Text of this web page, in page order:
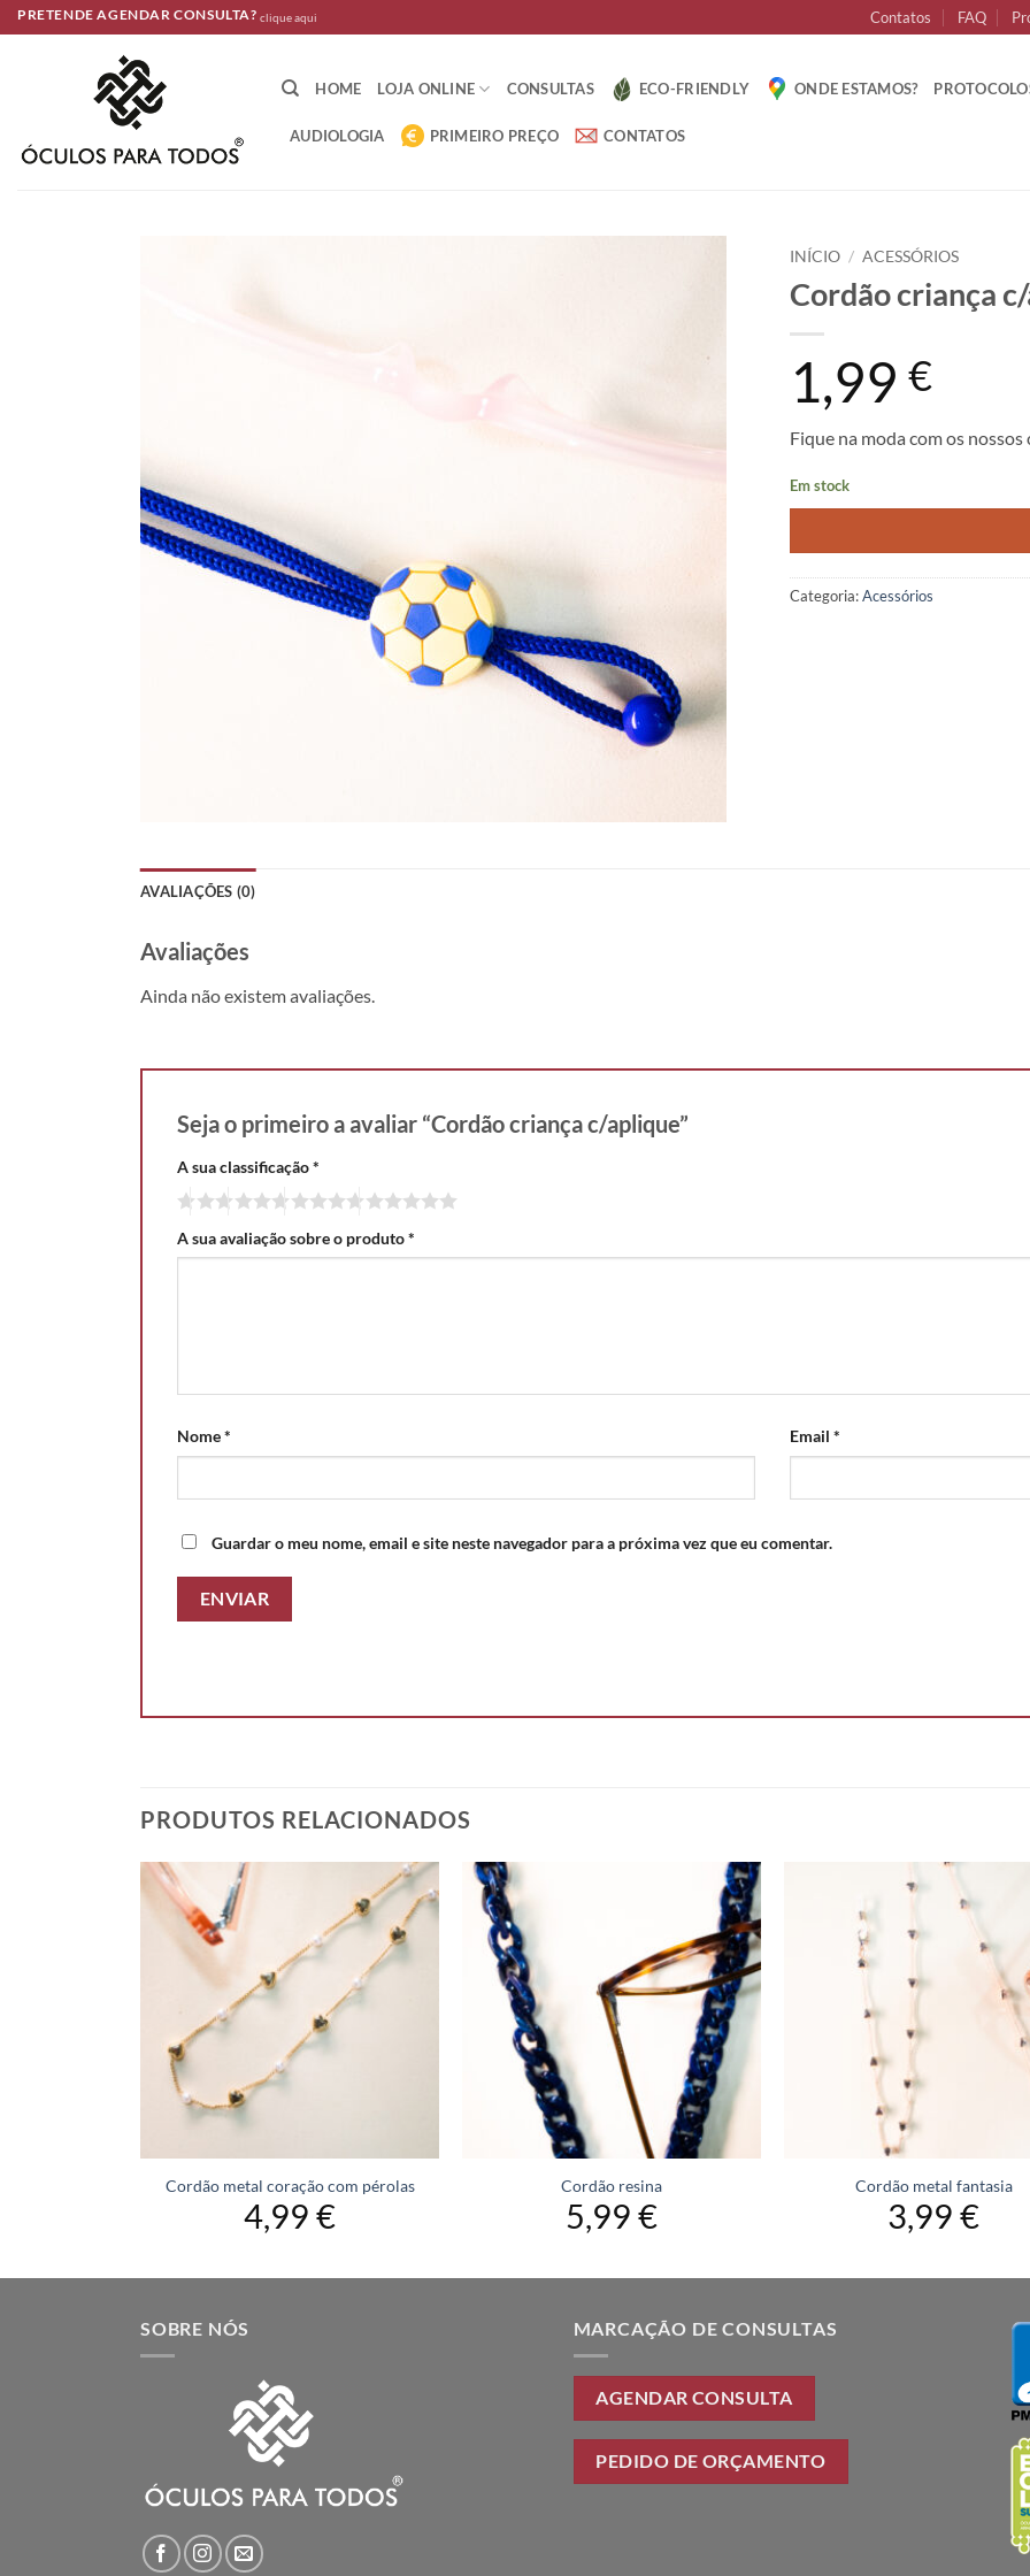
Skip
to
PRETENDE AGENDAR CONSULTA?clique aqui Contatos FAQ
HOME LOJA ONLINE CONSULTAS ECO-FRIENDLY ONDE ESTAMOS?
AUDIOLOGIA PRIMEIRO PREÇO CONTATOS
INÍCIO / ACESSÓRIOS
Cordão criança
1,99 €
Fique na moda com os nossos
Em stock
Categoria:Acessórios
AVALIAÇÕES (0)
Avaliações
Ainda não existem avaliações.
Seja o primeiro a avaliar “Cordão criança c/aplique”
A sua classificação*
A sua avaliação sobre o produto*
Nome* Email *
Guardar o meu nome, email e site neste navegador para a próxima vez que eu comentar.
PRODUTOS RELACIONADOS
Cordão metal coração com pérolas
4,99 €
Cordão resina
5,99 €
Cordão metal fantasia
3,99 €
SOBRE NÓS MARCAÇÃO DE CONSULTAS
AGENDAR CONSULTA
PEDIDO DE ORÇAMENTO